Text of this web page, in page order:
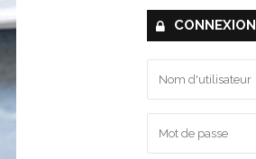
CONNEXION